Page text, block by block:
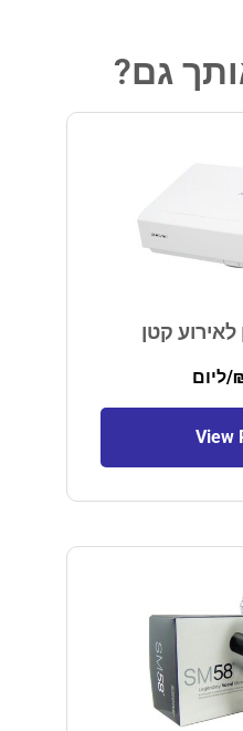
גם?
קטן
/ליום
View